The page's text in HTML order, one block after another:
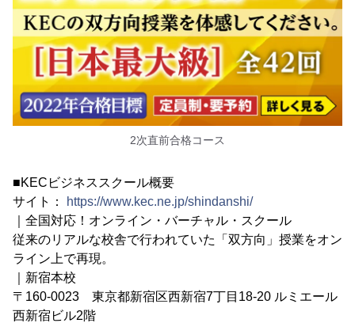
2次直前合格コース
■KECビジネススクール概要
サイト：
https://www.kec.ne.jp/shindanshi/
｜全国対応！オンライン・バーチャル・スクール
従来のリアルな校舎で行われていた「双方向」授業をオン
ライン上で再現。
｜新宿本校
〒160-0023 東京都新宿区西新宿7丁目18-20 ルミエール
西新宿ビル2階